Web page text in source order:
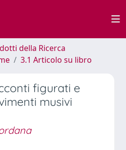
della Ricerca
3.1 Articolo su libro
figurati e
musivi